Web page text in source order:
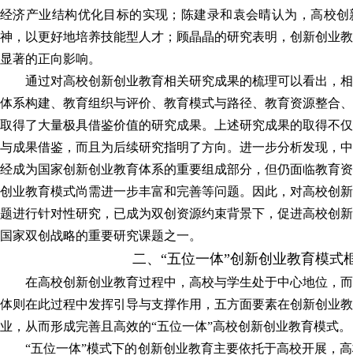
经济产业结构优化目标的实现；陈建录和袁会晴认为，高校
神，以更好地培养技能型人才；顾晶晶的研究表明，创新创业
显著的正向影响。
通过对高校创新创业教育相关研究成果的梳理可以看出，
体系构建、教育组织与评价、教育模式与路径、教育资源整合
取得了大量极具借鉴价值的研究成果。上述研究成果的取得不
与成果借鉴，而且为后续研究指明了方向。进一步分析发现，
经成为国家创新创业教育体系的重要组成部分，但仍面临教育
创业教育模式尚需进一步丰富和完善等问题。因此，对高校创
题进行针对性研究，已成为双创资源约束背景下，促进高校创
国家双创战略的重要研究课题之一。
二、“五位一体”创新创业教育模式
在高校创新创业教育过程中，高校与学生处于中心地位，
体则在此过程中发挥引导与支撑作用，五方面要素在创新创业
业，从而形成完善且高效的“五位一体”高校创新创业教育模式。
“五位一体”模式下的创新创业教育主要依托于高校开展，